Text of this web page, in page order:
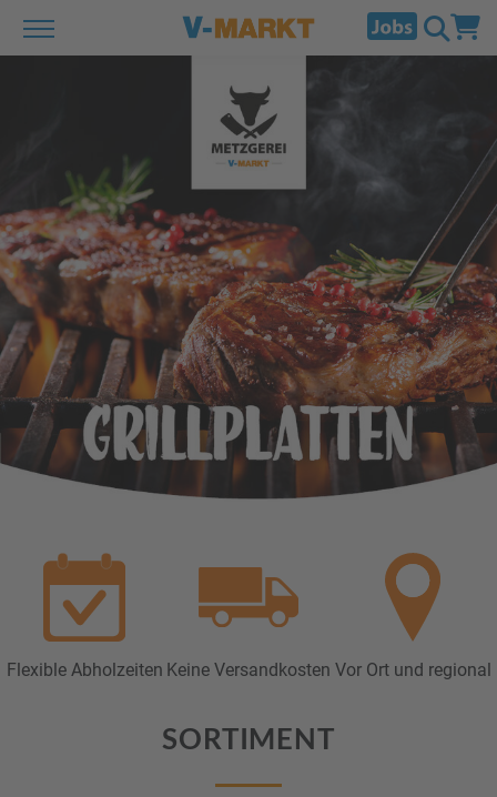
Flexible Abholzeiten Keine Versandkosten Vor Ort und regional
SORTIMENT